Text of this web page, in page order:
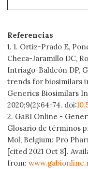
Referencias
1. 1. Ortiz-Prado E,
Checa-Jaramillo DC,
Intriago-Baldeón DP,
trends for biosimilars
Generics Biosimilars
2020;9(2):64-74. doi:
2. GaBI Online -
Glosario de términos
Mol, Belgium: Pro
[cited 2021 Oct 8].
from: